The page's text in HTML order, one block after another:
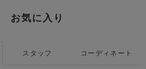
お気に入り
スタッフ コーディネート